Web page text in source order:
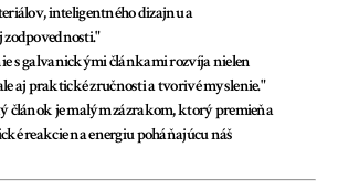
inteligentného dizajnu a
s galvanickými článkami rozvíja nielen
aj praktické zručnosti a tvorivé myslenie."
článok je malým zázrakom, ktorý premieňa
reakcie na energiu poháňajúcu náš